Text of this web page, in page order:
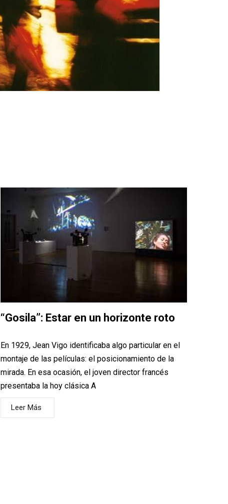
“Gosila”: Estar en un horizonte roto
En 1929, Jean Vigo identificaba algo particular en el
montaje de las películas: el posicionamiento de la
mirada. En esa ocasión, el joven director francés
presentaba la hoy clásica A
Leer Más